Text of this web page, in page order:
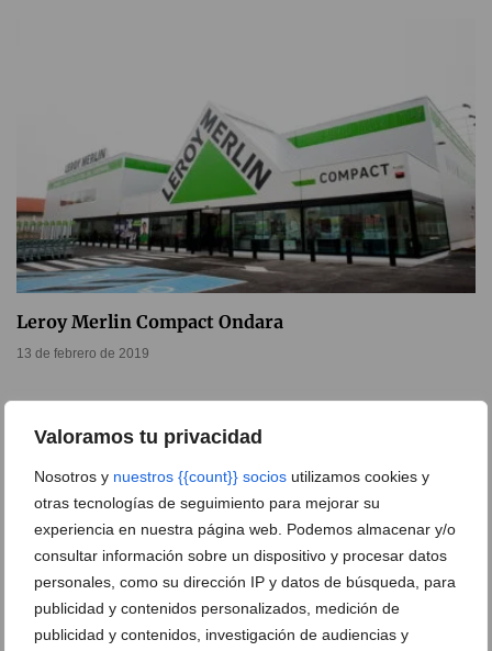
Valoramos tu privacidad
Nosotros y nuestros {{count}} socios utilizamos cookies y
otras tecnologías de seguimiento para mejorar su
experiencia en nuestra página web. Podemos almacenar y/o
consultar información sobre un dispositivo y procesar datos
personales, como su dirección IP y datos de búsqueda, para
publicidad y contenidos personalizados, medición de
publicidad y contenidos, investigación de audiencias y
Leroy Merlin Compact Ondara
13 de febrero de 2019